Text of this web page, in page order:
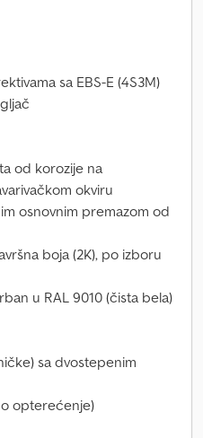
sa EBS-E (4S3M)
od korozije na
okviru
osnovnim premazom od
boja (2K), po izboru
u RAL 9010 (čista bela)
sa dvostepenim
opterećenje)